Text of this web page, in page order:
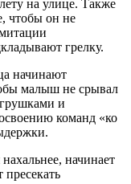
на улице. Также
чтобы он не
грелку.
начинают
малыш не срывал
и
команд «ко
начинает
пресекать